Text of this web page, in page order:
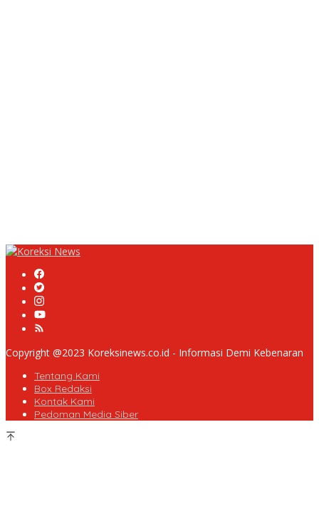
Copyright @2023 Koreksinews.co.id - Informasi Demi Kebenaran
Tentang Kami
Box Redaksi
Kontak Kami
Pedoman Media Siber